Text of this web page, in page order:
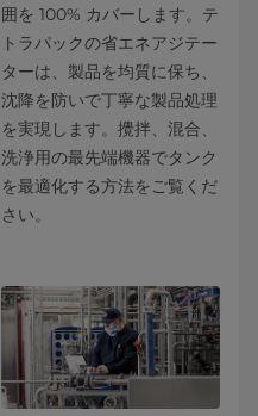
囲を 100% カバーします。テ
トラパックの省エネアジテー
ターは、製品を均質に保ち、
沈降を防いで丁寧な製品処理
を実現します。攪拌、混合、
洗浄用の最先端機器でタンク
を最適化する方法をご覧くだ
さい。